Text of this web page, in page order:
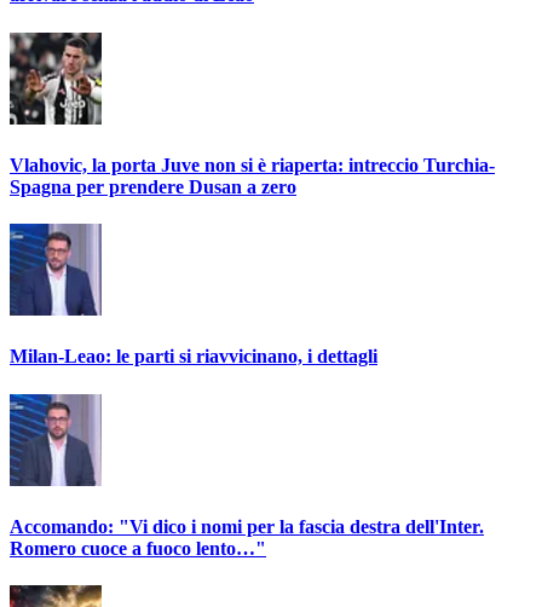
Vlahovic, la porta Juve non si è riaperta: intreccio Turchia-
Spagna per prendere Dusan a zero
Milan-Leao: le parti si riavvicinano, i dettagli
Accomando: "Vi dico i nomi per la fascia destra dell'Inter.
Romero cuoce a fuoco lento…"